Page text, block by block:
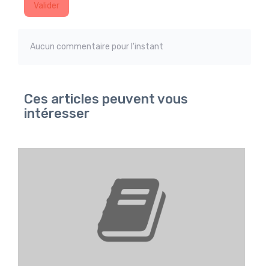
Valider
Aucun commentaire pour l'instant
Ces articles peuvent vous
intéresser